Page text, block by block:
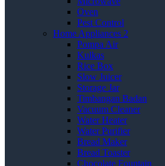
Oven
Pest Control
Home Appliances 2
Pompa Air
Kulkas
Rice Box
Slow Juicer
Storage Jar
Timbangan Badan
Vacuum Cleaner
Water Heater
Water Purifier
Bread Maker
Bread Toaster
Chocolate Fountain